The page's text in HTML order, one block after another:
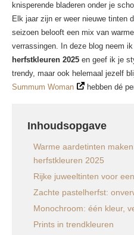
knisperende bladeren onder je
Elk jaar zijn er weer nieuwe tinten
seizoen belooft een mix van
verrassingen. In deze blog neem
herfstkleuren 2025 en geef ik je
trendy, maar ook helemaal jezelf
Summum Woman
hebben dé
Inhoudsopgave
Warme aardetinten
herfstkleuren 2025
Rijke juweeltinten voor
Zachte pastelherfst:
Monochroom: één kleur,
Prints in trendkleuren